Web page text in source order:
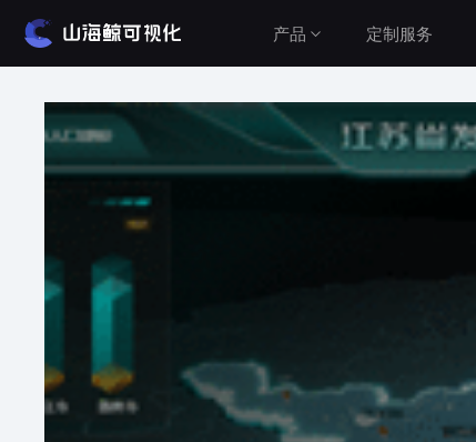
产品
产品介绍
山海鲸围绕数据可视化打造了整套产品矩阵，实
现从3D数字孪生到数据报表，从产品到服务的一
站式用户体验。
查看价格
公有云（在线使用）
无需安装，随时随地打开即可使用
定制服务
解决方案
水利水务
工业与农业
智慧党建
设备运维
Cesium&GIS方案